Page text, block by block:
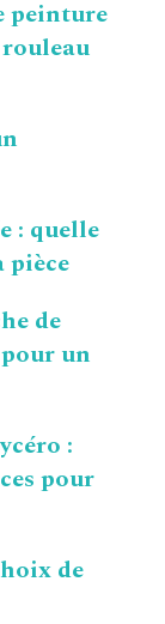
peinture
: quelle
de
un
:
pour
de